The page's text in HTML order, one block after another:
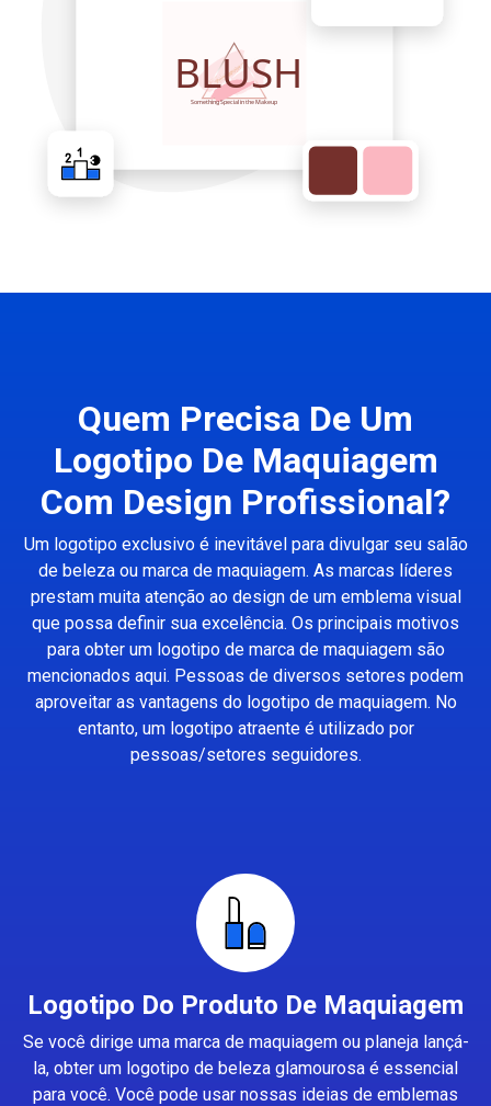
Quem Precisa De Um
Logotipo De Maquiagem
Com Design Profissional?
Um logotipo exclusivo é inevitável para divulgar seu salão
de beleza ou marca de maquiagem. As marcas líderes
prestam muita atenção ao design de um emblema visual
que possa definir sua excelência. Os principais motivos
para obter um logotipo de marca de maquiagem são
mencionados aqui. Pessoas de diversos setores podem
aproveitar as vantagens do logotipo de maquiagem. No
entanto, um logotipo atraente é utilizado por
pessoas/setores seguidores.
Logotipo Do Produto De Maquiagem
Se você dirige uma marca de maquiagem ou planeja lançá-
la, obter um logotipo de beleza glamourosa é essencial
para você. Você pode usar nossas ideias de emblemas